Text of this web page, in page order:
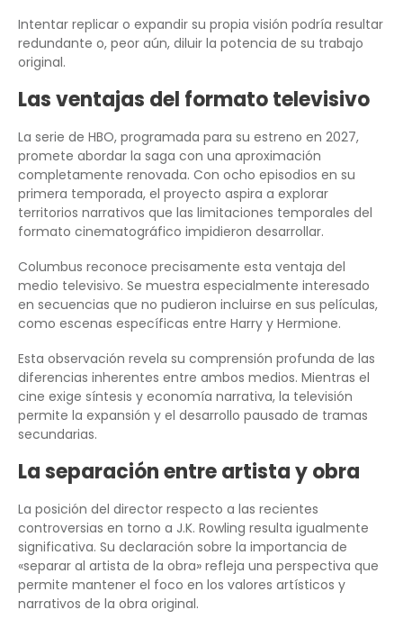
Intentar replicar o expandir su propia visión podría resultar
redundante o, peor aún, diluir la potencia de su trabajo
original.
Las ventajas del formato televisivo
La serie de HBO, programada para su estreno en 2027,
promete abordar la saga con una aproximación
completamente renovada. Con ocho episodios en su
primera temporada, el proyecto aspira a explorar
territorios narrativos que las limitaciones temporales del
formato cinematográfico impidieron desarrollar.
Columbus reconoce precisamente esta ventaja del
medio televisivo. Se muestra especialmente interesado
en secuencias que no pudieron incluirse en sus películas,
como escenas específicas entre Harry y Hermione.
Esta observación revela su comprensión profunda de las
diferencias inherentes entre ambos medios. Mientras el
cine exige síntesis y economía narrativa, la televisión
permite la expansión y el desarrollo pausado de tramas
secundarias.
La separación entre artista y obra
La posición del director respecto a las recientes
controversias en torno a J.K. Rowling resulta igualmente
significativa. Su declaración sobre la importancia de
«separar al artista de la obra» refleja una perspectiva que
permite mantener el foco en los valores artísticos y
narrativos de la obra original.